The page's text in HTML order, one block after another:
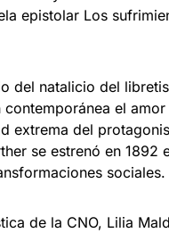
epistolar Los
del natalicio del
el
extrema del
se estrenó en 1892
sociales.
de la CNO, Lilia